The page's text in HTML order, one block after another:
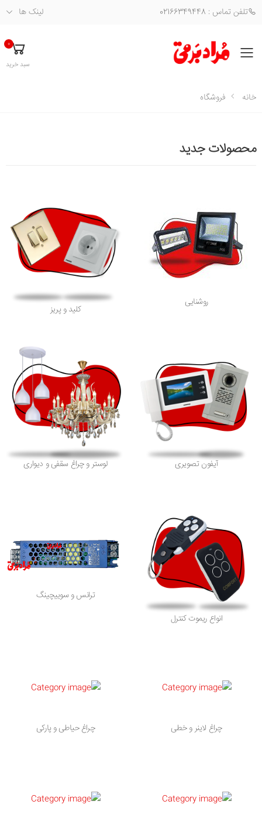
تلفن تماس : 02166349448 لینک ها
فهرست
0
سبد خرید
خانه فروشگاه
محصولات جدید
روشنایی
کلید و پریز
آیفون تصویری لوستر و چراغ سقفی و دیواری
انواع ریموت کنترل
ترانس و سوییچینگ
چراغ لاینر و خطی چراغ حیاطی و پارکی